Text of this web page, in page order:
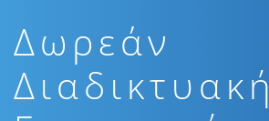
Δωρεάν
Διαδικτυακή